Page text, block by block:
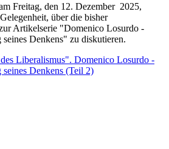
Freitag, den 12. Dezember 2025,
über die bisher
Artikelserie "Domenico Losurdo -
Denkens" zu diskutieren.
Liberalismus". Domenico Losurdo -
Denkens (Teil 2)